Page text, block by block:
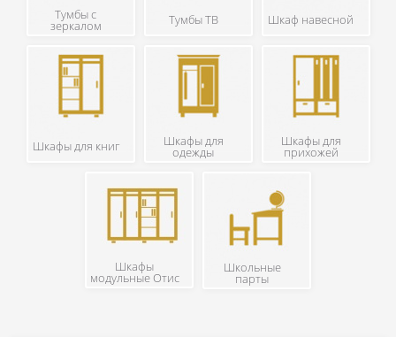
Тумбы с
зеркалом Тумбы ТВ Шкаф навесной
Шкафы для книг Шкафы для
одежды
Шкафы для
прихожей
Шкафы
модульные Отис
Школьные
парты